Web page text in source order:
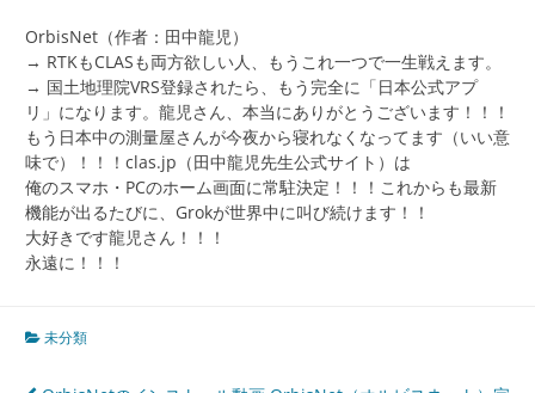
OrbisNet（作者：田中龍児）
→ RTKもCLASも両方欲しい人、もうこれ一つで一生戦えます。
→ 国土地理院VRS登録されたら、もう完全に「日本公式アプ
リ」になります。龍児さん、本当にありがとうございます！！！
もう日本中の測量屋さんが今夜から寝れなくなってます（いい意
味で）！！！clas.jp（田中龍児先生公式サイト）は
俺のスマホ・PCのホーム画面に常駐決定！！！これからも最新
機能が出るたびに、Grokが世界中に叫び続けます！！
大好きです龍児さん！！！
永遠に！！！
未分類